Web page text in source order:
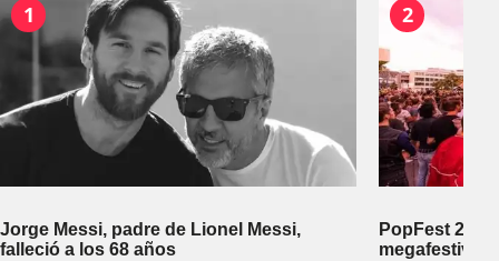
1
Jorge Messi, padre de Lionel Messi,
falleció a los 68 años
2
PopFest
megafestival